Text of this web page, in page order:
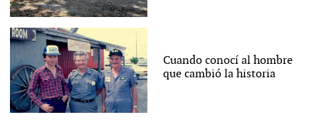
Cuando conocí al hombre
que cambió la historia